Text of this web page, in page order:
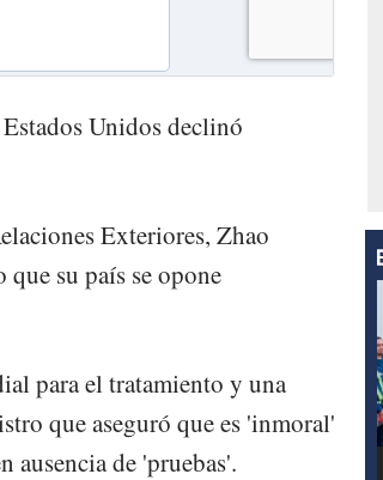
Unidos declinó
Exteriores, Zhao
su país se opone
para el tratamiento y una
que aseguró que es 'inmoral'
ausencia de 'pruebas'.